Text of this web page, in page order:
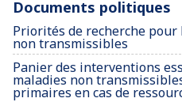
Documents politiques
Priorités de recherche
non transmissibles
Panier des interventions
maladies non
primaires en cas de